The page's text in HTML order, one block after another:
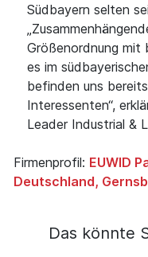
Südbayern selten
Größenordnung
es im
befinden uns
Interessenten“,
Leader Industrial &
Firmenprofil: EUWID
Deutschland,
Das könnte